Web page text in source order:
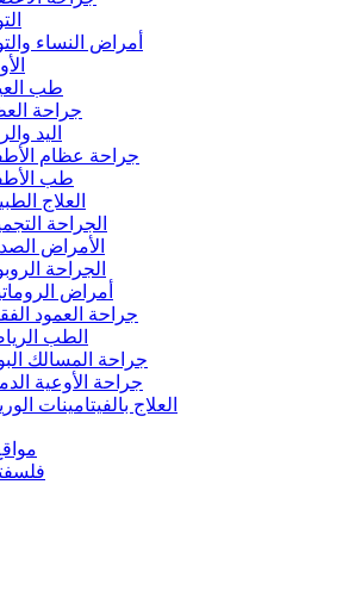
أمراض النساء
طب
جراحة
اليد
جراحة عظام
طب
العلاج
الجراحة
الأمراض
الجراحة
أمراض
جراحة العمود
الطب
جراحة المسالك
جراحة الأوعية
العلاج بالفيتامينات